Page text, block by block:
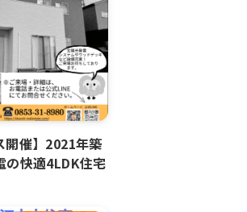
開催】2021年築
の快適4LDK住宅